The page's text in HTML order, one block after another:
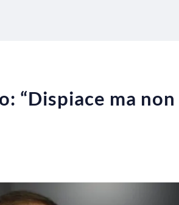
“Dispiace ma non